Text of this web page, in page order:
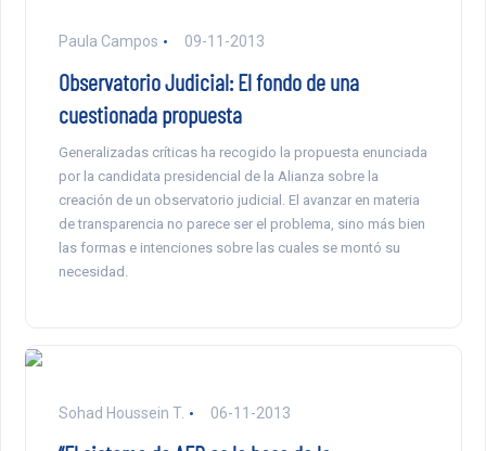
Paula Campos 09-11-2013
Observatorio Judicial: El fondo de una
cuestionada propuesta
Generalizadas críticas ha recogido la propuesta enunciada
por la candidata presidencial de la Alianza sobre la
creación de un observatorio judicial. El avanzar en materia
de transparencia no parece ser el problema, sino más bien
las formas e intenciones sobre las cuales se montó su
necesidad.
Sohad Houssein T. 06-11-2013